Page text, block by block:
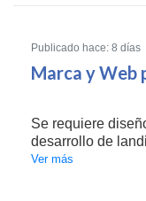
Publicado hace: 8 días
Marca y Web
Se requiere
desarrollo de
Ver más